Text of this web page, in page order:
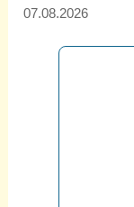
07.08.2026